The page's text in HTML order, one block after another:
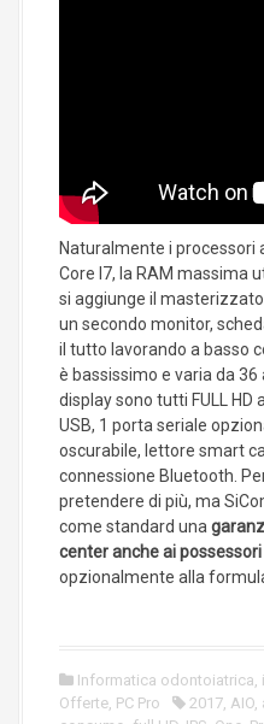
Naturalmente i processori
Core I7, la RAM massima
si aggiunge il
un secondo monitor,
il tutto lavorando a basso
è bassissimo e varia da 36
display sono tutti FULL
USB, 1 porta seriale
oscurabile, lettore smart
connessione Bluetooth.
pretendere di più, ma
come standard una
center anche ai
opzionalmente alla
Informatica odontoiatrica,
Offerte, PC Pro 2017, AIO,